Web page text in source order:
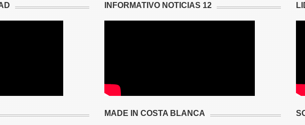
INFORMATIVO NOTICIAS 12
MADE IN COSTA BLANCA